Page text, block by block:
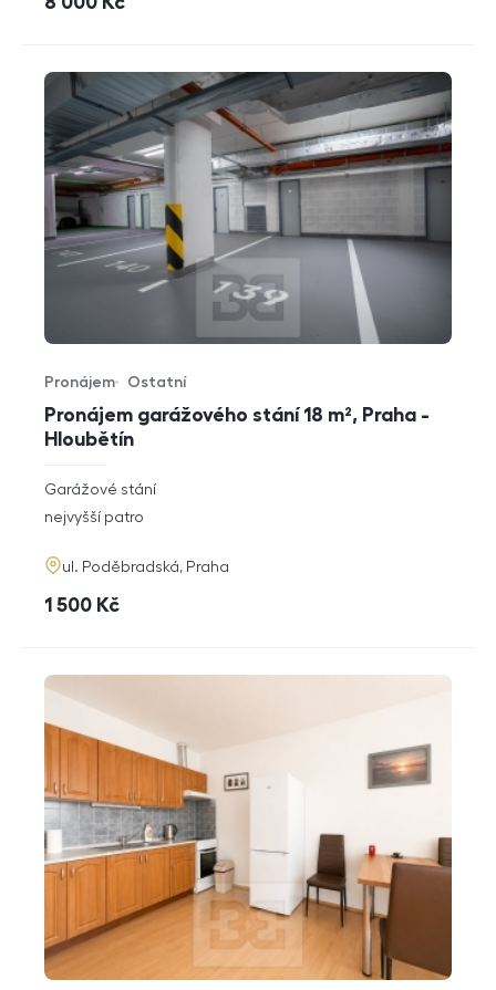
Pronájem garážového stání 18 m², Praha -
Hloubětín
Typ nabídky
Pronájem
Typ nemovitosti
Ostatní
rozměry
dispozice
Garážové stání
funkce
nejvyšší patro
adresa
ul. Poděbradská, Praha
cena
1 500 Kč